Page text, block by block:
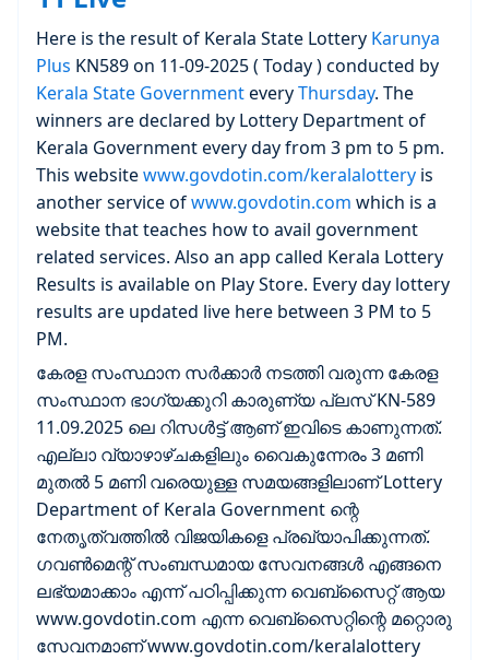
Here is the result of Kerala State Lottery Karunya
Plus KN589 on 11-09-2025 ( Today ) conducted by
Kerala State GovernmenteveryThursday. The
winners are declared by Lottery Department of
Kerala Government every day from 3 pm to 5 pm.
This websitewww.govdotin.com/keralalottery is
another service ofwww.govdotin.com which is a
website that teaches how to avail government
related services. Also an app called Kerala Lottery
Results is available on Play Store. Every day lottery
results are updated live here between 3 PM to 5
PM.
കേരള സംസ്ഥാന സർക്കാർ നടത്തി വരുന്ന കേരള
സംസ്ഥാന ഭാഗ്യക്കുറി കാരുണ്യ പ്ലസ് KN-589
11.09.2025 ലെ റിസൾട്ട് ആണ് ഇവിടെ കാണുന്നത്.
എല്ലാ വ്യാഴാഴ്ചകളിലും വൈകുന്നേരം 3 മണി
മുതൽ 5 മണി വരെയുള്ള സമയങ്ങളിലാണ് Lottery
Department of Kerala Government ന്റെ
നേതൃത്വത്തിൽ വിജയികളെ പ്രഖ്യാപിക്കുന്നത്.
ഗവൺമെന്റ് സംബന്ധമായ സേവനങ്ങൾ എങ്ങനെ
ലഭ്യമാക്കാം എന്ന് പഠിപ്പിക്കുന്ന വെബ്സൈറ്റ് ആയ
www.govdotin.com എന്ന വെബ്സൈറ്റിന്റെ മറ്റൊരു
സേവനമാണ് www.govdotin.com/keralalottery